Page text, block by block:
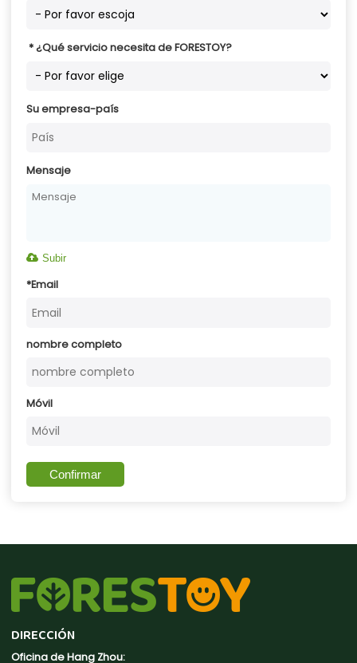
¿Qué servicio necesita de FORESTOY?
Su empresa-país
Mensaje
Subir
*Email
nombre completo
Móvil
Confirmar
DIRECCIÓN
Oficina de Hang Zhou: